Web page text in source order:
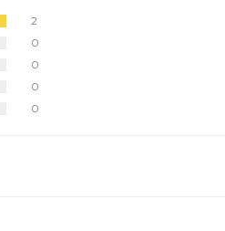
2
0
0
0
0